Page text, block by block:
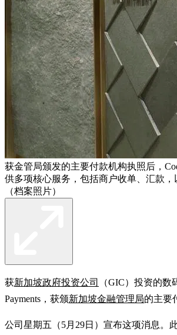
获金管局颁发的主要付款机构执照后，
供多项核心服务，包括商户收单、汇款，
（档案照片）
获新加坡政府投资公司
（GIC）投资的数
Payments，获颁新加坡金融管理局的主要
公司星期五（5月29日）宣布这项消息。